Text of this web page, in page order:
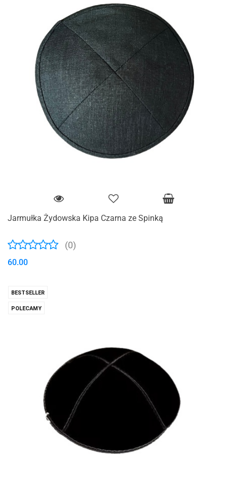
Jarmułka Żydowska Kipa Czarna ze Spinką
(0)
60.00
BESTSELLER
POLECAMY